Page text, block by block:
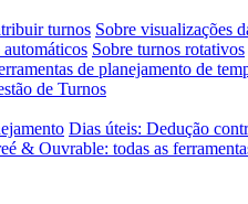
turnos Sobre visualizações
Sobre turnos rotativos
de planejamento de
de Turnos
Dias úteis: Dedução
& Ouvrable: todas as